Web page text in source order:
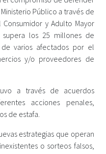
Público a través de
y Adulto Mayor
supera los 25 millones de
de varios afectados por el
y/o proveedores de
a través de acuerdos
acciones penales,
de estafa.
estrategias que operan
o sorteos falsos,